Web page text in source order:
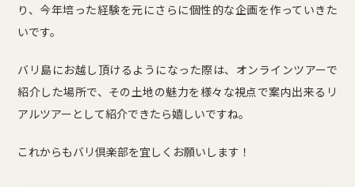
り、今年培った経験を元にさらに個性的な企画を作っていきた
いです。
バリ島にお越し頂けるようになった際は、オンラインツアーで
紹介した場所で、その土地の魅力を様々な視点で案内出来るリ
アルツアーとして紹介できたら嬉しいですね。
これからもバリ倶楽部を宜しくお願いします！